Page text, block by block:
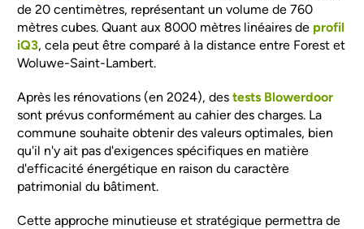
de 20 centimètres, représentant un volume de 760
mètres cubes. Quant aux 8000 mètres linéaires de profil
iQ3, cela peut être comparé à la distance entre Forest et
Woluwe-Saint-Lambert.
Après les rénovations (en 2024), destests Blowerdoor
sont prévus conformément au cahier des charges. La
commune souhaite obtenir des valeurs optimales, bien
qu'il n'y ait pas d'exigences spécifiques en matière
d'efficacité énergétique en raison du caractère
patrimonial du bâtiment.
Cette approche minutieuse et stratégique permettra de